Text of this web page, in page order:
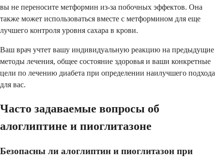
вы не переносите метформин из-за побочных эффектов. Она
также может использоваться вместе с метформином для еще
лучшего контроля уровня сахара в крови.
Ваш врач учтет вашу индивидуальную реакцию на предыдущие
методы лечения, общее состояние здоровья и ваши конкретные
цели по лечению диабета при определении наилучшего подхода
для вас.
Часто задаваемые вопросы об
алоглиптине и пиоглитазоне
Безопасны ли алоглиптин и пиоглитазон при